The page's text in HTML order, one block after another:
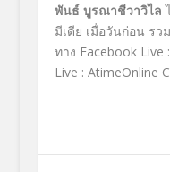
พันธ์ บูรณาชีวาวิไล
มีเดีย เมื่อวันก่อน ร
ทาง Facebook Live
Live : AtimeOnline